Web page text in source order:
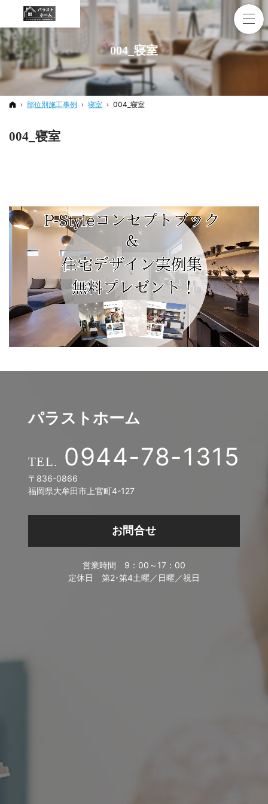
004_寝室
ホーム
部位別施工事例 寝室 004_寝室
004_寝室
パラストホーム
0944-78-1315
〒836-0866
福岡県大牟田市上官町4-127
お問合せ
営業時間 9：00～17：00
定休日 第2･第4土曜／日曜／祝日